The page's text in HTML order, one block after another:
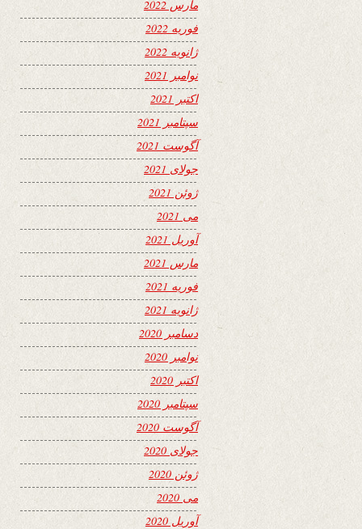
مارس 2022
فوریه 2022
ژانویه 2022
نوامبر 2021
اکتبر 2021
سپتامبر 2021
آگوست 2021
جولای 2021
ژوئن 2021
می 2021
آوریل 2021
مارس 2021
فوریه 2021
ژانویه 2021
دسامبر 2020
نوامبر 2020
اکتبر 2020
سپتامبر 2020
آگوست 2020
جولای 2020
ژوئن 2020
می 2020
آوریل 2020